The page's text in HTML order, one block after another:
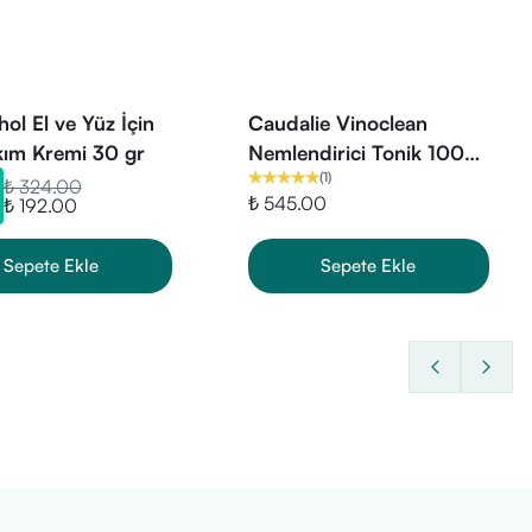
esnekliğini geri kazanmasına
nem zinciri.
hızla emilir.
El ve Yüz İçin
Kremi 30 gr
₺ 324.00
₺ 192.00
Sepete Ekle
Caudalie Vinoclean
Nemlendirici Tonik 100
ml
(1)
₺ 545.00
Sepete Ekle